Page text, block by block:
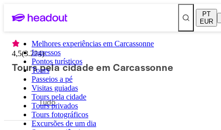
PT
EUR
Melhores experiências em Carcassonne
Ingressos
Pontos turísticos
Tours
Passeios a pé
Visitas guiadas
Tours pela cidade
Tours privados
Tours fotográficos
Excursões de um dia
4,5(3.224)
Tours pela cidade em Carcassonne
Tudo